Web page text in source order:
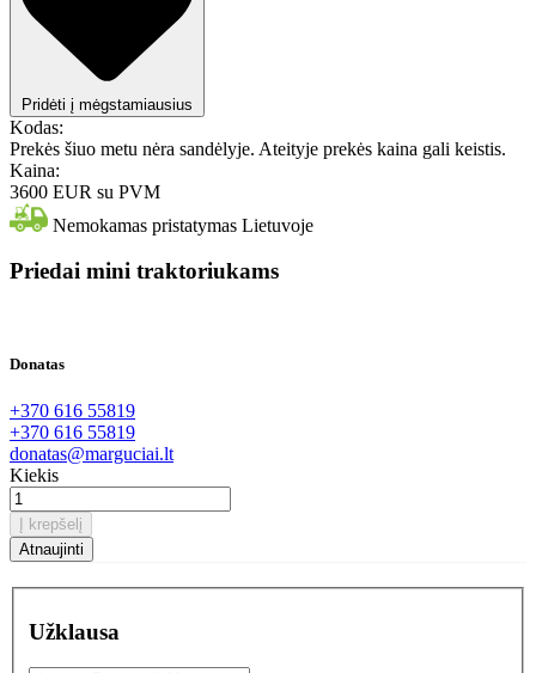
Pridėti į mėgstamiausius
Kodas:
Prekės šiuo metu nėra sandėlyje. Ateityje prekės kaina gali keistis.
Kaina:
3600 EUR su PVM
Nemokamas pristatymas Lietuvoje
Priedai mini traktoriukams
Donatas
+370 616 55819
+370 616 55819
donatas@marguciai.lt
Kiekis
Į krepšelį
Užklausa